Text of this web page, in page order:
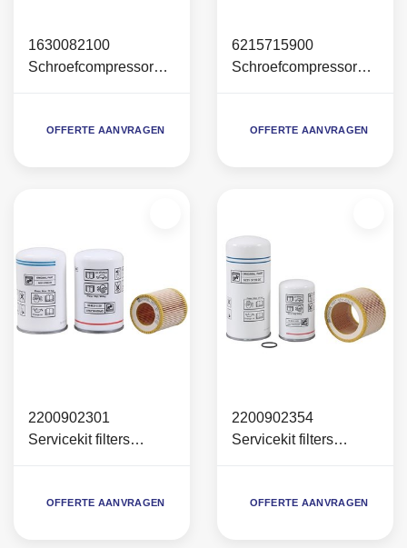
1630082100
Schroefcompressoroli
OFFERTE AANVRAGEN
6215715900
Schroefcompressoroli
OFFERTE AANVRAGEN
2200902301
Servicekit filters
OFFERTE AANVRAGEN
2200902354
Servicekit filters
OFFERTE AANVRAGEN